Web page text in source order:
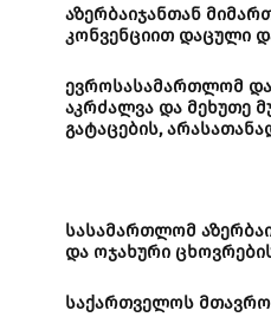
აზერბაიჯანთან
კონვენციით დაცული
ევროსასამართლომ
აკრძალვა და მეხუთე
გატაცების,
სასამართლომ
და ოჯახური
საქართველოს